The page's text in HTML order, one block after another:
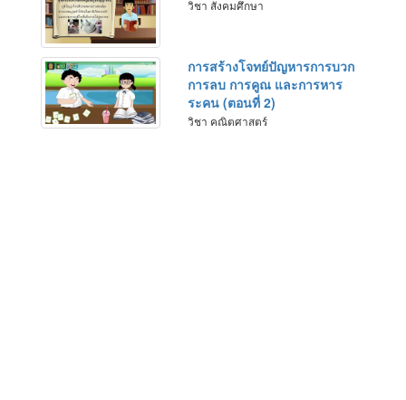
วิชา สังคมศึกษา
การสร้างโจทย์ปัญหารการบวก
การลบ การคูณ และการหาร
ระคน (ตอนที่ 2)
วิชา คณิตศาสตร์